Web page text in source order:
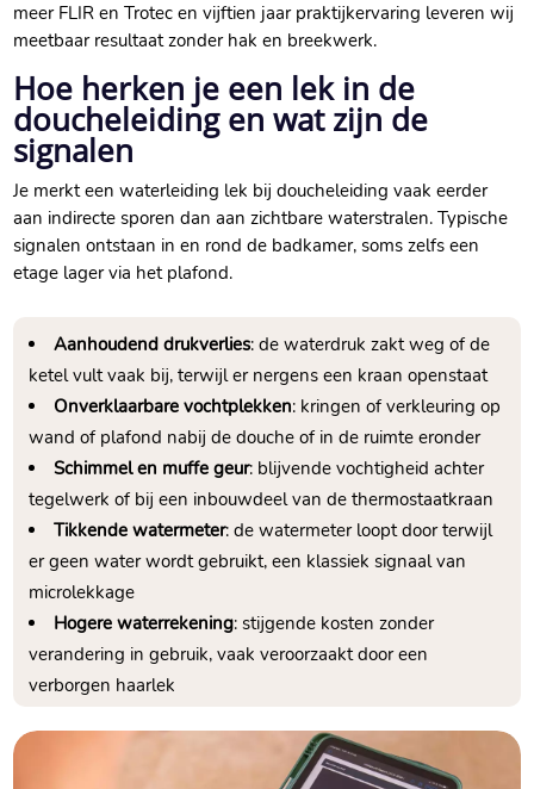
meer FLIR en Trotec en vijftien jaar praktijkervaring leveren wij
meetbaar resultaat zonder hak en breekwerk.​
Hoe herken je een lek in de
doucheleiding en wat zijn de
signalen
Je merkt een waterleiding lek bij doucheleiding vaak eerder
aan indirecte sporen dan aan zichtbare waterstralen.​ Typische
signalen ontstaan in en rond de badkamer, soms zelfs een
etage lager via het plafond.​
Aanhoudend drukverlies: de waterdruk zakt weg of de
ketel vult vaak bij, terwijl er nergens een kraan openstaat
Onverklaarbare vochtplekken: kringen of verkleuring op
wand of plafond nabij de douche of in de ruimte eronder
Schimmel en muffe geur: blijvende vochtigheid achter
tegelwerk of bij een inbouwdeel van de thermostaatkraan
Tikkende watermeter: de watermeter loopt door terwijl
er geen water wordt gebruikt, een klassiek signaal van
microlekkage
Hogere waterrekening: stijgende kosten zonder
verandering in gebruik, vaak veroorzaakt door een
verborgen haarlek